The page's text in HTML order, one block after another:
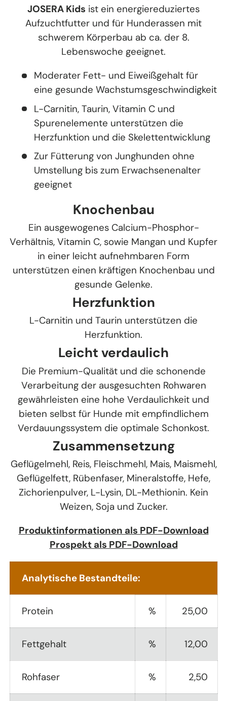
JOSERA Kids ist ein energiereduziertes
Aufzuchtfutter und für Hunderassen mit
schwerem Körperbau ab ca. der 8.
Lebenswoche geeignet.
Moderater Fett- und Eiweißgehalt für
eine gesunde Wachstumsgeschwindigkeit
L-Carnitin, Taurin, Vitamin C und
Spurenelemente unterstützen die
Herzfunktion und die Skelettentwicklung
Zur Fütterung von Junghunden ohne
Umstellung bis zum Erwachsenenalter
geeignet
Knochenbau
Ein ausgewogenes Calcium-Phosphor-
Verhältnis, Vitamin C, sowie Mangan und Kupfer
in einer leicht aufnehmbaren Form
unterstützen einen kräftigen Knochenbau und
gesunde Gelenke.
Herzfunktion
L-Carnitin und Taurin unterstützen die
Herzfunktion.
Leicht verdaulich
Die Premium-Qualität und die schonende
Verarbeitung der ausgesuchten Rohwaren
gewährleisten eine hohe Verdaulichkeit und
bieten selbst für Hunde mit empfindlichem
Verdauungssystem die optimale Schonkost.
Zusammensetzung
Geflügelmehl, Reis, Fleischmehl, Mais, Maismehl,
Geflügelfett, Rübenfaser, Mineralstoffe, Hefe,
Zichorienpulver, L-Lysin, DL-Methionin. Kein
Weizen, Soja und Zucker.
Produktinformationen als PDF-Download
Prospekt als PDF-Download
Analytische Bestandteile:
Protein % 25,00
Fettgehalt % 12,00
Rohfaser % 2,50